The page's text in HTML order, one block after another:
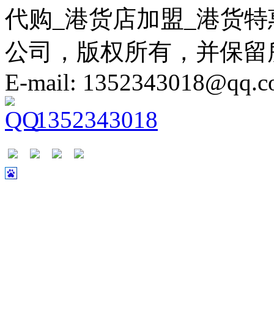
代购_港货店加盟_港货
公司，版权所有，并保
E-mail:
1352343018